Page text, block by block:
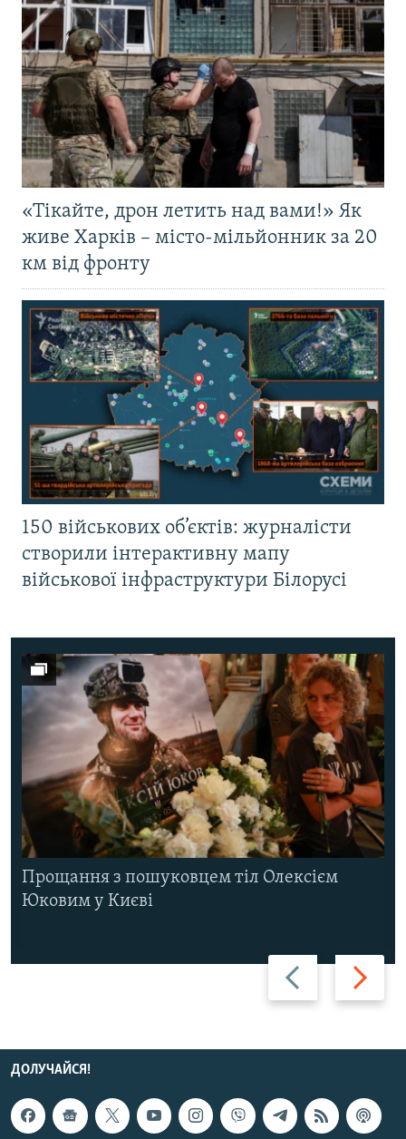
«Тікайте, дрон летить над вами!» Як
живе Харків – місто-мільйонник за 20
км від фронту
150 військових об’єктів: журналісти
створили інтерактивну мапу
військової інфраструктури Білорусі
Назад Вперед
Прощання з пошуковцем тіл Олексієм
Юковим у Києві
ДОЛУЧАЙСЯ!